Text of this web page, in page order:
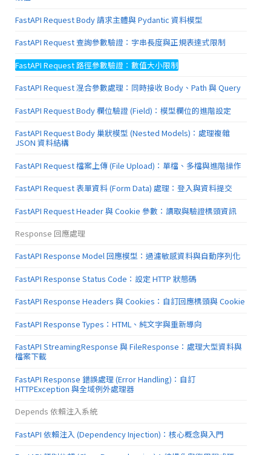
FastAPI Request Body 請求主體與 Pydantic 資料模型
FastAPI Request 查詢參數驗證：字串長度與正規表達式限制
FastAPI Request 路徑參數驗證：數值大小限制
FastAPI Request 混合參數處理：同時接收 Body、Path 與 Query
FastAPI Request Body 欄位驗證 (Field)：模型欄位的進階設定
FastAPI Request Body 巢狀模型 (Nested Models)：處理複雜
JSON 資料結構
FastAPI Request 檔案上傳 (File Upload)：單檔、多檔與進階操作
FastAPI Request 表單資料 (Form Data) 處理：登入與資料提交
FastAPI Request Header 與 Cookie 參數：讀取與驗證標頭資訊
Response 回應處理
FastAPI Response Model 回應模型：過濾敏感資料與自動序列化
FastAPI Response Status Code：設定 HTTP 狀態碼
FastAPI Response Headers 與 Cookies：自訂回應標頭與 Cookie
FastAPI Response Types：HTML、純文字與重新導向
FastAPI StreamingResponse 與 FileResponse：處理大型資料與
檔案下載
FastAPI Response 錯誤處理 (Error Handling)：自訂
HTTPException 與全域例外處理器
Depends 依賴注入系統
FastAPI 依賴注入 (Dependency Injection)：核心概念與入門